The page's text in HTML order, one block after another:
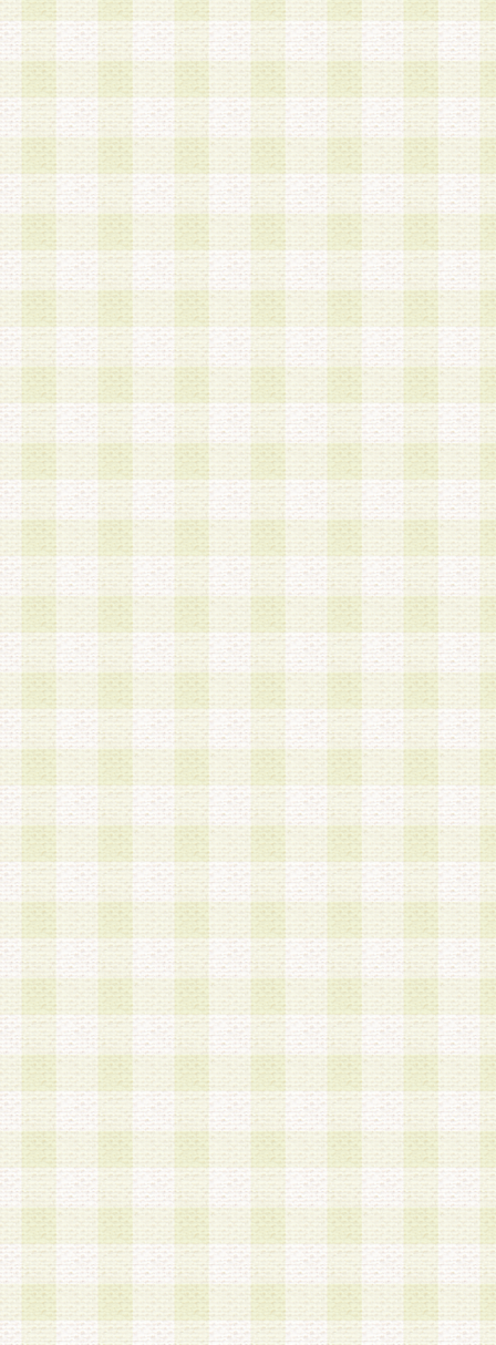
a.既に登録されている会員と同一のメールアドレ
録する場合
b.本サービスと同様のサービスを提供している企
業に従事していると思われる本人またはその家族
場合
c.その他当社が不適切と判断する場合
2.当社は、会員登録希望者を会員として承認する
した 場合、会員登録希望者による会員登録手続
による承認後の場合であっても、会員登録の取り
の抹消を、当社が適切と判 断する方法・手段に
とができるものとします。
3.会員登録希望者が18歳未満、成年被後見人、被
人 である場合は、親権者などの法定代理人の同
録を行うものとします。なお、義務教育学齢に該
者については、登録時に 当社が別途定める方法
権者による承認手続きを行うものとします。
第3条 会員の登録方法
1.会員登録手続きは、会員登録希望者本人が行う
る登録は一切認められないものとします。
2.会員登録希望者は、本規約に同意の後、当社指
画 面」において、当社が指定する必要事項を入
を行うものとします。当社は、会員登録を承認し
会員として本サービスを 受けるためのログイン
を付与します。
3.会員は、会員登録の際に申告する登録情報の全
いかなる虚偽の申告をも行ってはならないものと
4.会員は、複数のログインＩＤおよびパスワード
いものとします。
第4条 ログインIDおよびパスワードの管理
1.会員は、会員登録後、本サイト内にて本サービ
加する際には、前条に基づき当社から付与された
スワードを使用するものとします。
2.登録の際に当社が付与したログインIDおよびパ
の使用に関しては、全て会員本人がその責任を負
3.会員は、当社から付与されたログインIDおよび
貸与、名義変更、売買その他形態を問わず第三者
ならないものとします。
4.当社は、会員によるログインIDおよびパスワー
盗用など第三者の利用に伴う損害の発生について
き事由の有無、その他原因の如何を問わず、一切
のとします。